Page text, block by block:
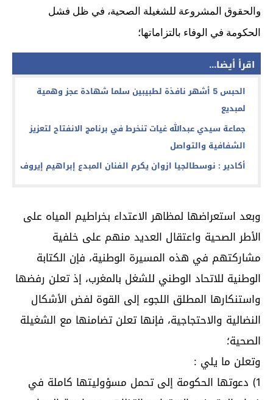
والحقوق المشروعة للشغيلة الصحية، في ظل فشل
الحكومة في الوفاء بالتزاماتها؛
اقرأ أيضا...
الحبس 5 أشهر نافذة لطبيبين سلما شهادة عجز وهمية
لمبديع
جماعة سيدي عبدالله غيات تنخرط في برنامج الانفتاح لتعزيز
الشفافية والتواصل
أكادير : نوسطالجيا ازوان يكرم الفنان المبدع إبراهيم إيروف
وبعد استعراضها لمظاهر الاعتداء بخراطيم المياه على
الأطر الصحية واعتقال العديد منهم على خلفية
مشاركتهم في هذه المسيرة الوطنية، فإن الكتابة
الوطنية للاتحاد الوطني للشغل بالمغرب، إذ تعلن رفضها
واستنكارها المطلق اللجوء إلى القوة لفض الأشكال
النضالية والاحتجاجية، فإنها تعلن تضامنها مع الشغيلة
الصحية؛
وتعلن ما يلي :
1) دعوتها الحكومة إلى تحمل مسؤوليتها كاملة في